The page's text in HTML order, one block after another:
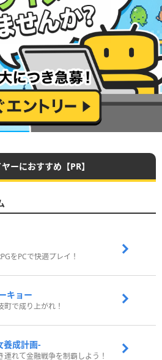
ーにおすすめ【PR】
をPCで快適プレイ！
キョー
で成り上がれ！
養成計画-
れて金融戦争を制覇しよう！